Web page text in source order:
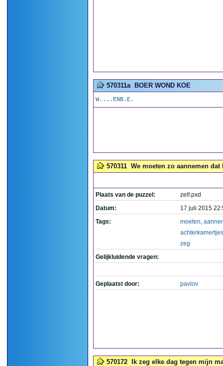
570311a BOER WOND KOE
W....ENB.E.
570311 We moeten zo aannemen
Plaats van de puzzel:
zelf.pxd
Datum:
17 juli 2015
Tags:
moeten,
achterkamertjes
zeg
Gelijkluidende vragen:
Geplaatst door: pavlov
570172 Ik zeg elke dag tegen mijn